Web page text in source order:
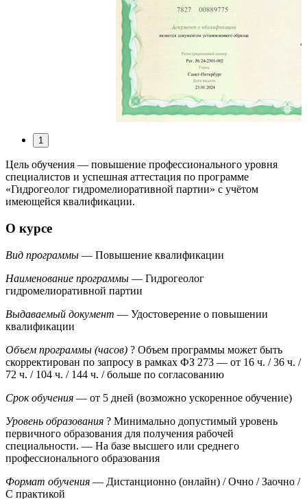
1
Цель обучения — повышение профессионального уровня
специалистов и успешная аттестация по программе
«Гидрогеолог гидромелиоративной партии» с учётом
имеющейся квалификации.
О курсе
Вид программы — Повышение квалификации
Наименование программы — Гидрогеолог
гидромелиоративной партии
Выдаваемый документ — Удостоверение о повышении
квалификации
Объем программы (часов) ? Объем программы может быть
скорректирован по запросу в рамках ФЗ 273 — от 16 ч. / 36 ч. /
72 ч. / 104 ч. / 144 ч. / больше по согласованию
Срок обучения — от 5 дней (возможно ускоренное обучение)
Уровень образования ? Минимально допустимый уровень
первичного образования для получения рабочей
специальности. — На базе высшего или среднего
профессионального образования
Формат обучения — Дистанционно (онлайн) / Очно / Заочно /
С практикой